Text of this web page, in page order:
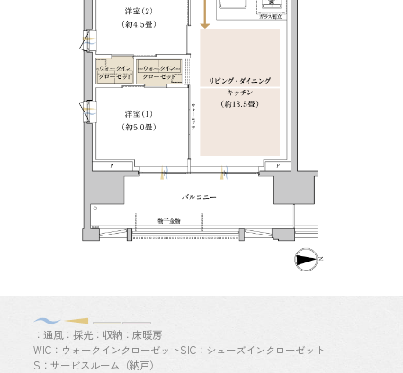
：通風 ：採光：収納：床暖房
WIC：ウォークインクローゼットSIC：シューズインクローゼット
S：サービスルーム（納戸）